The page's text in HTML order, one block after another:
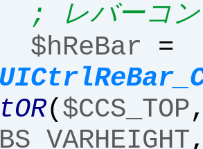
; レバーコン
$hReBar
=
($CCS_TOP